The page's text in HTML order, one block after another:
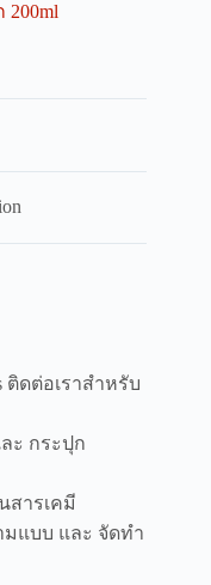
ติดต่อเราสำหรับ
ะ กระปุก
สารเคมี
มแบบ และ จัดทำ